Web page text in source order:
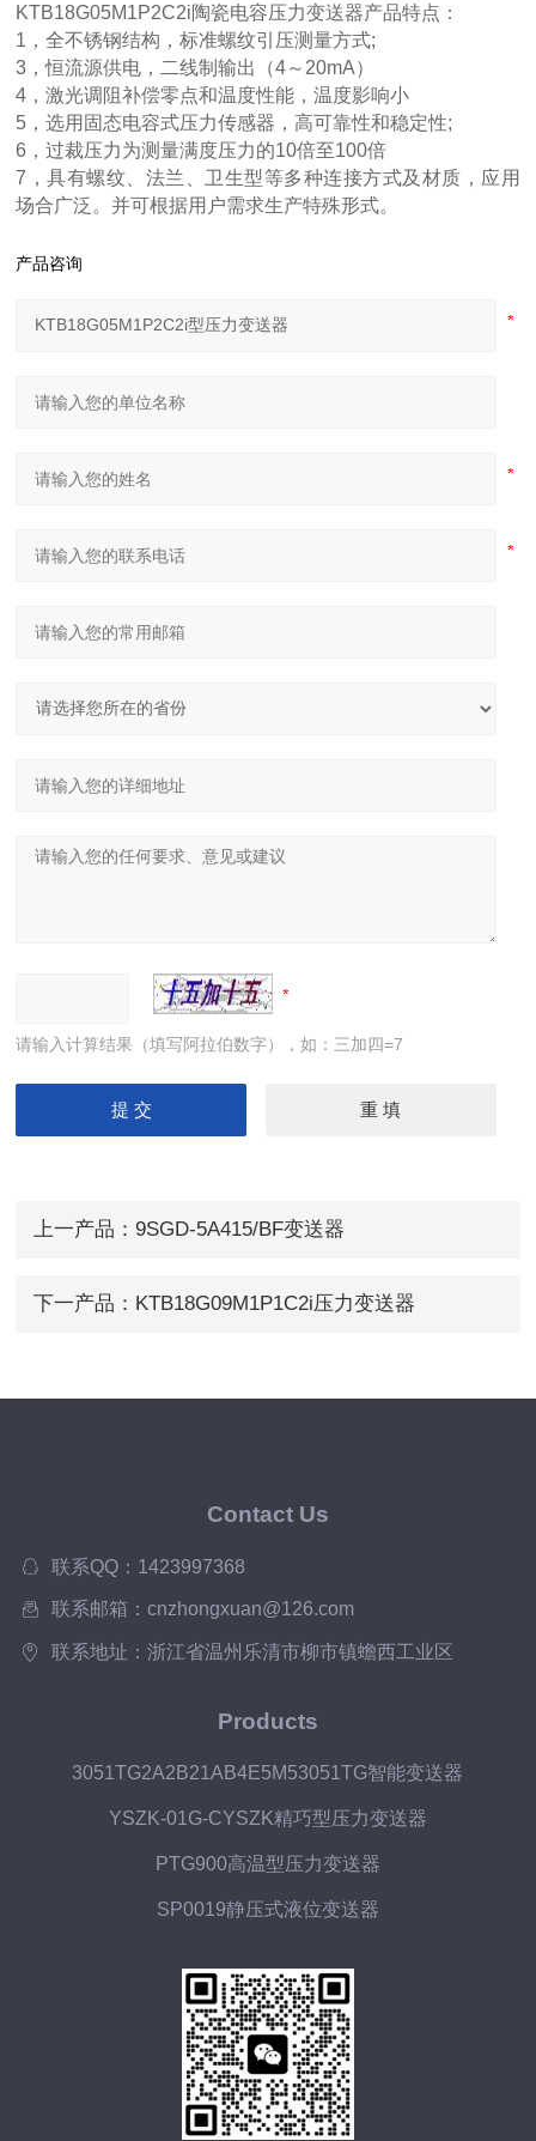
KTB18G05M1P2C2i陶瓷电容压力变送器产品特点：
1，全不锈钢结构，标准螺纹引压测量方式;
3，恒流源供电，二线制输出（4～20mA）
4，激光调阻补偿零点和温度性能，温度影响小
5，选用固态电容式压力传感器，高可靠性和稳定性;
6，过裁压力为测量满度压力的10倍至100倍
7，具有螺纹、法兰、卫生型等多种连接方式及材质，应用
场合广泛。并可根据用户需求生产特殊形式。
产品咨询
请输入计算结果（填写阿拉伯数字），如：三加四=7
上一产品： 9SGD-5A415/BF变送器
下一产品： KTB18G09M1P1C2i压力变送器
Contact Us
联系QQ：1423997368
联系邮箱：cnzhongxuan@126.com
联系地址：浙江省温州乐清市柳市镇蟾西工业区
Products
3051TG2A2B21AB4E5M53051TG智能变送器
YSZK-01G-CYSZK精巧型压力变送器
PTG900高温型压力变送器
SP0019静压式液位变送器